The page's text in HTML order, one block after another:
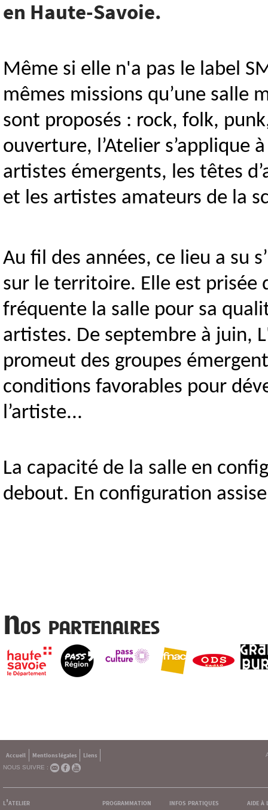
en Haute-Savoie.
Même si elle n'a pas le label
mêmes missions qu’une salle
sont proposés : rock, folk,
ouverture, l’Atelier s’applique
artistes émergents, les têtes
et les artistes amateurs de la
Au fil des années, ce lieu a su
sur le territoire. Elle est prisée
fréquente la salle pour sa
artistes. De septembre à juin,
promeut des groupes
conditions favorables pour
l’artiste...
La capacité de la salle en
debout. En configuration
Nos partenaires
Accueil Mentions légales
Liens
NOUS SUIVRE :
l'atelier programmation infos pratiques aide